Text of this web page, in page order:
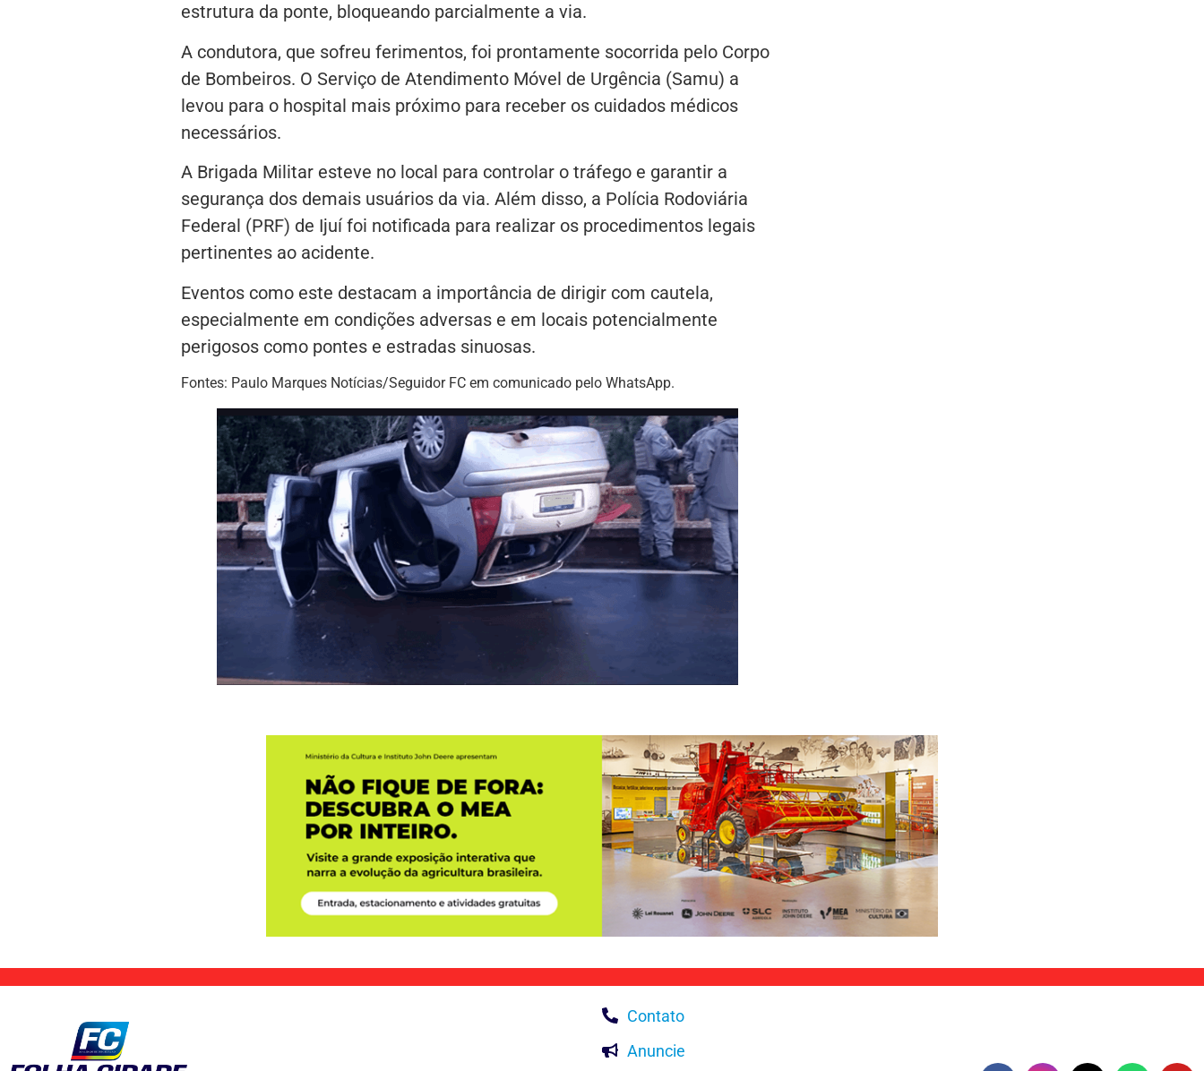
estrutura da ponte, bloqueando parcialmente a via.
A condutora, que sofreu ferimentos, foi prontamente socorrida pelo Corpo
de Bombeiros. O Serviço de Atendimento Móvel de Urgência (Samu) a
levou para o hospital mais próximo para receber os cuidados médicos
necessários.
A Brigada Militar esteve no local para controlar o tráfego e garantir a
segurança dos demais usuários da via. Além disso, a Polícia Rodoviária
Federal (PRF) de Ijuí foi notificada para realizar os procedimentos legais
pertinentes ao acidente.
Eventos como este destacam a importância de dirigir com cautela,
especialmente em condições adversas e em locais potencialmente
perigosos como pontes e estradas sinuosas.
Fontes: Paulo Marques Notícias/Seguidor FC em comunicado pelo WhatsApp.
Contato
Anuncie